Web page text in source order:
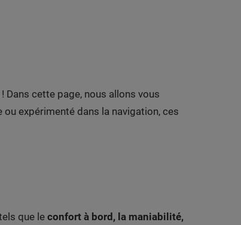
Dans cette page, nous allons vous
ou expérimenté dans la navigation, ces
que leconfort à bord, la maniabilité,